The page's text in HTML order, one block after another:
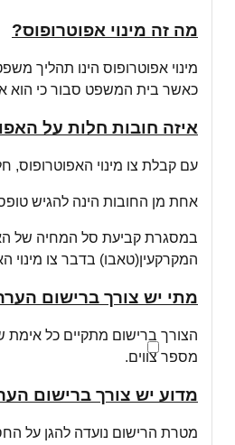
מה זה מינוי אפוטרופוס?
מינוי אפוטרופוס הינו תהליך
כאשר בית המשפט סבור כי הוא
איזה חובות חלות על
עם קבלת צו מינוי האפוטרופוס,
אחת מן החובות הינה להגיש
במסגרת קביעת סל המחיה של
המקרקעין(טאבו) בדבר צו מינוי
מתי יש צורך ברישום
הצורך ברישום מתקיים כל אימת
מספר צווים.
מדוע יש צורך ברישום
מטרת הרישום נועדה להגן על